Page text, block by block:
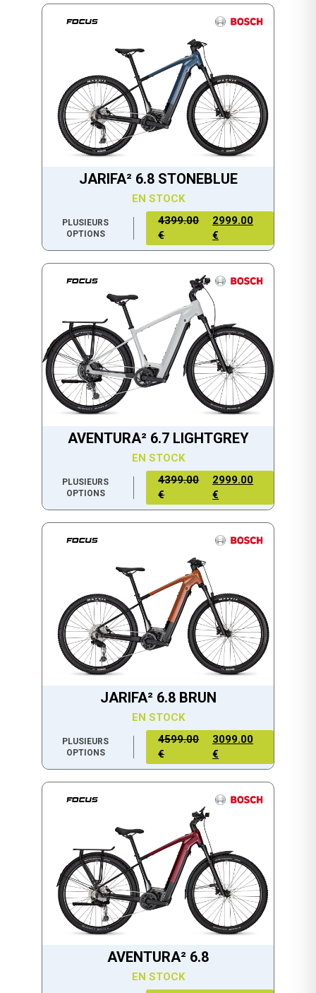
JARIFA² 6.8 STONEBLUE
EN STOCK
PLUSIEURS
OPTIONS
4399.00
€
2999.00
€
AVENTURA² 6.7 LIGHTGREY
EN STOCK
PLUSIEURS
OPTIONS
4399.00
€
2999.00
€
JARIFA² 6.8 BRUN
EN STOCK
PLUSIEURS
OPTIONS
4599.00
€
3099.00
€
AVENTURA² 6.8
EN STOCK